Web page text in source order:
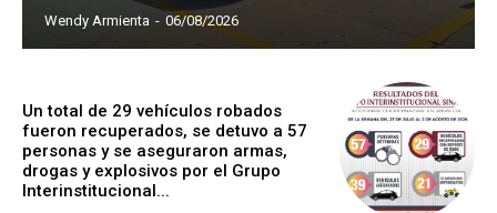
Wendy Armienta - 06/08/2026
Un total de 29 vehículos robados
fueron recuperados, se detuvo a 57
personas y se aseguraron armas,
drogas y explosivos por el Grupo
Interinstitucional...